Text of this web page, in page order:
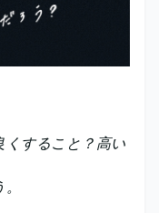
すること？高い